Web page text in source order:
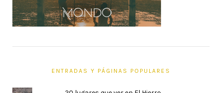
ENTRADAS Y PÁGINAS POPULARES